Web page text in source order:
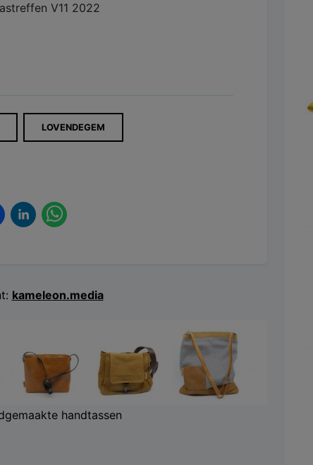
LOVENDEGEM
kameleon.media
handtassen